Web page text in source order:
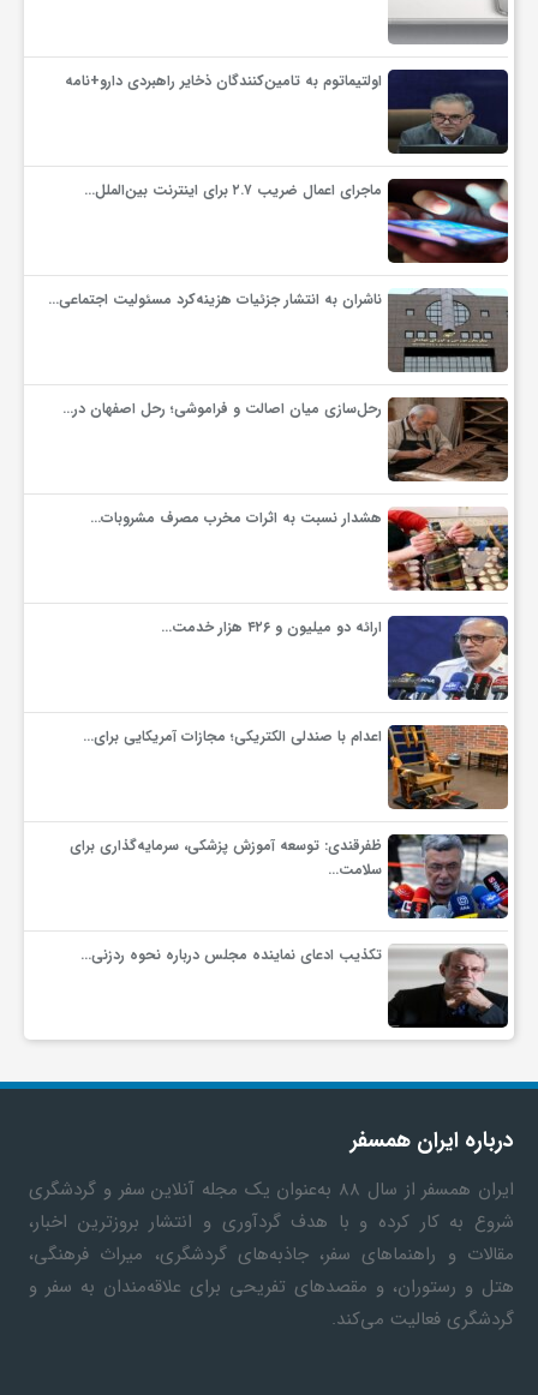
اولتیماتوم به تامین‌کنندگان ذخایر راهبردی دارو+نامه
ماجرای اعمال ضریب ۲.۷ برای اینترنت بین‌الملل…
ناشران به انتشار جزئیات هزینه‌کرد مسئولیت اجتماعی…
رحل‌سازی میان اصالت و فراموشی؛ رحل اصفهان در…
هشدار نسبت به اثرات مخرب مصرف مشروبات…
ارائه دو میلیون و ۴۲۶ هزار خدمت…
اعدام با صندلی الکتریکی؛ مجازات آمریکایی برای…
ظفرقندی: توسعه آموزش پزشکی، سرمایه‌گذاری برای
سلامت…
تکذیب ادعای نماینده مجلس درباره نحوه ردزنی…
درباره ایران همسفر
ایران همسفر
از سال ۸۸ به‎‌عنوان یک مجله آنلاین سفر و گردشگری
شروع به کار کرده و با هدف گردآوری و انتشار بروزترین اخبار،
مقالات و راهنماهای سفر، جاذبه‌های گردشگری، میراث فرهنگی،
هتل و رستوران، و مقصدهای تفریحی برای علاقه‌مندان به سفر و
گردشگری فعالیت می‌کند.